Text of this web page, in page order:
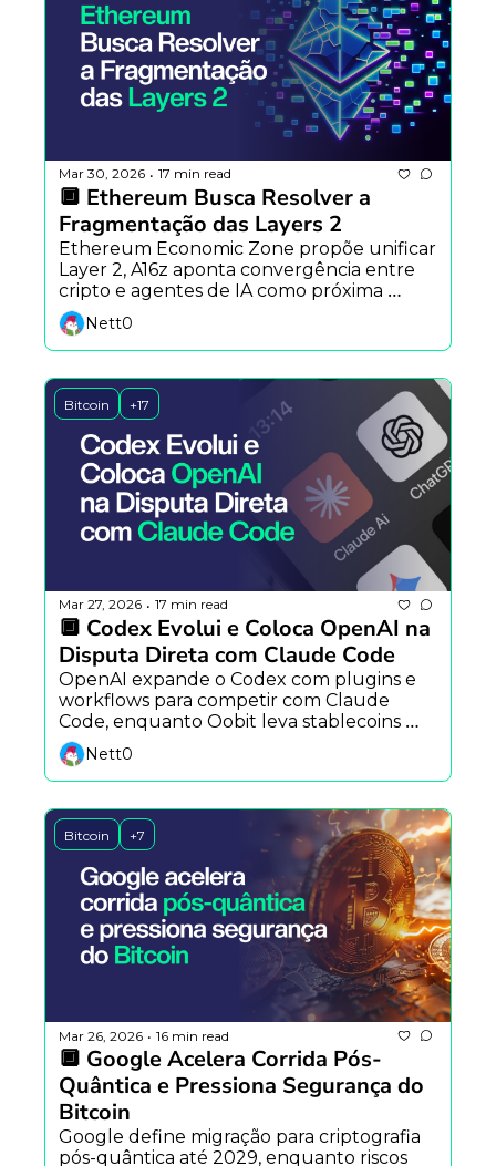
Mar 30, 2026 • 17 min read
🔲 Ethereum Busca Resolver a
Fragmentação das Layers 2
Ethereum Economic Zone propõe unificar
Layer 2, A16z aponta convergência entre
cripto e agentes de IA como próxima
grande onda, e Robinhood entra nas redes
sociais enfrentando o desafio de
identidade digital.
Nett0
Bitcoin +17
Mar 27, 2026 • 17 min read
🔲 Codex Evolui e Coloca OpenAI na
Disputa Direta com Claude Code
OpenAI expande o Codex com plugins e
workflows para competir com Claude
Code, enquanto Oobit leva stablecoins
para empresas globais, NYSE integra
blockchain a Wall Street e a corrida da IA
levanta preocupações sobre concentração
de poder.
Nett0
Bitcoin +7
Mar 26, 2026 • 16 min read
🔲 Google Acelera Corrida Pós-
Quântica e Pressiona Segurança do
Bitcoin
Google define migração para criptografia
pós-quântica até 2029, enquanto riscos